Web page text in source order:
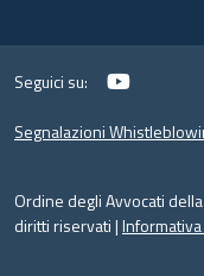
Segnalazioni
Ordine degli Avvocati
diritti riservati |
Seguici su: YouTube